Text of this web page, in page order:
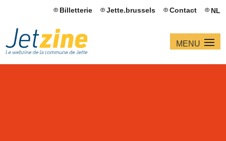
Billetterie Jette.brussels Contact NL